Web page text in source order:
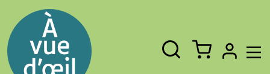
Fermer
Rechercher
un
livre,
un
auteur,